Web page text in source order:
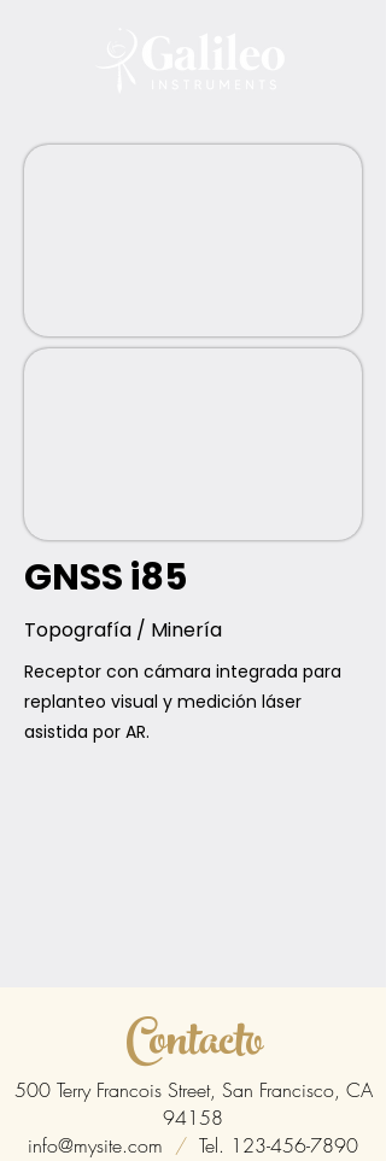
GNSS i85
Topografía / Minería
Receptor con cámara integrada para
replanteo visual y medición láser
asistida por AR.
Contacto
500 Terry Francois Street, San Francisco, CA
94158
info@mysite.com / Tel. 123-456-7890